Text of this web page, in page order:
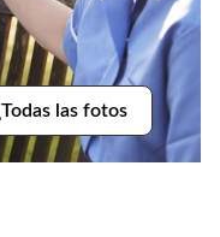
Todas las fotos